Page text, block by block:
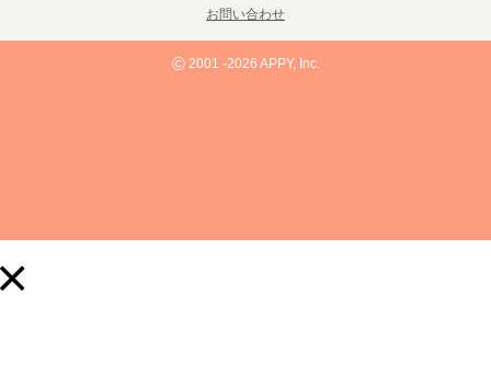
お問い合わせ
©2001 -2026 APPY, Inc.